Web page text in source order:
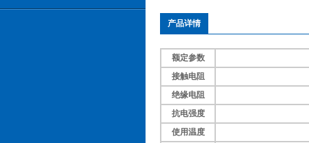
产品详情
额定参数
接触电阻
绝缘电阻
抗电强度
使用温度